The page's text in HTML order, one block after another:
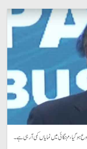
ہو گیا، مہنگائی میں نمایاں کمی آ رہی ہے۔